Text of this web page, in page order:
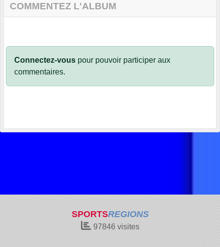
COMMENTEZ L'ALBUM
Connectez-vous pour pouvoir participer aux
commentaires.
SPORTSREGIONS
97846visites